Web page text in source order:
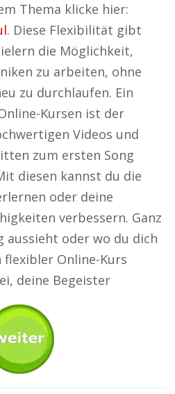
Thema klicke hier:
. Diese Flexibilität gibt
die Möglichkeit,
zu arbeiten, ohne
zu durchlaufen. Ein
Kursen ist der
Videos und
zum ersten Song
diesen kannst du die
oder deine
verbessern. Ganz
aussieht oder wo du dich
Online-Kurs
deine Begeister